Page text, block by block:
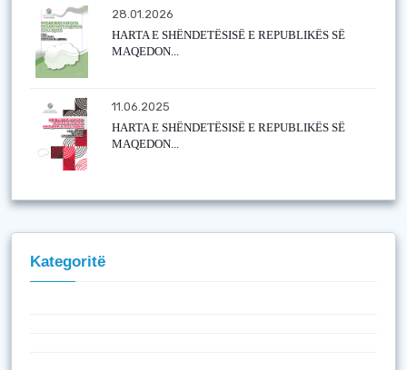
28.01.2026
HARTA E SHËNDETËSISË E REPUBLIKËS SË
MAQEDON...
11.06.2025
HARTA E SHËNDETËSISË E REPUBLIKËS SË
MAQEDON...
Kategoritë